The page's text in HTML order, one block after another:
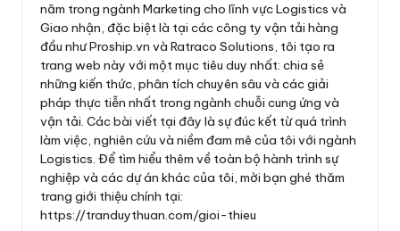
năm trong ngành Marketing cho lĩnh vực Logistics và
Giao nhận, đặc biệt là tại các công ty vận tải hàng
đầu như Proship.vn và Ratraco Solutions, tôi tạo ra
trang web này với một mục tiêu duy nhất: chia sẻ
những kiến thức, phân tích chuyên sâu và các giải
pháp thực tiễn nhất trong ngành chuỗi cung ứng và
vận tải. Các bài viết tại đây là sự đúc kết từ quá trình
làm việc, nghiên cứu và niềm đam mê của tôi với ngành
Logistics. Để tìm hiểu thêm về toàn bộ hành trình sự
nghiệp và các dự án khác của tôi, mời bạn ghé thăm
trang giới thiệu chính tại:
https://tranduythuan.com/gioi-thieu